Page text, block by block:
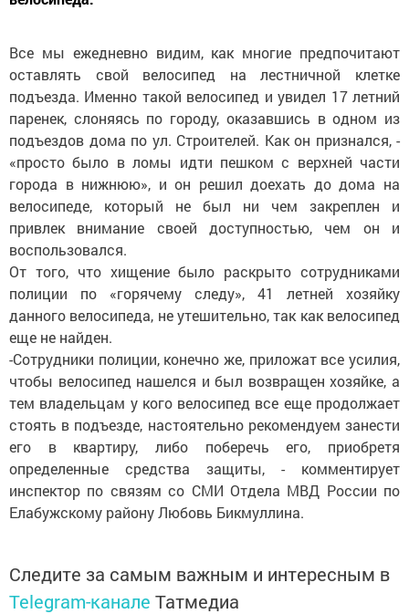
Все мы ежедневно видим, как многие предпочитают
оставлять свой велосипед на лестничной клетке
подъезда. Именно такой велосипед и увидел 17 летний
паренек, слоняясь по городу, оказавшись в одном из
подъездов дома по ул. Строителей. Как он признался, -
«просто было в ломы идти пешком с верхней части
города в нижнюю», и он решил доехать до дома на
велосипеде, который не был ни чем закреплен и
привлек внимание своей доступностью, чем он и
воспользовался.
От того, что хищение было раскрыто сотрудниками
полиции по «горячему следу», 41 летней хозяйку
данного велосипеда, не утешительно, так как велосипед
еще не найден.
-Сотрудники полиции, конечно же, приложат все усилия,
чтобы велосипед нашелся и был возвращен хозяйке, а
тем владельцам у кого велосипед все еще продолжает
стоять в подъезде, настоятельно рекомендуем занести
его в квартиру, либо поберечь его, приобретя
определенные средства защиты, - комментирует
инспектор по связям со СМИ Отдела МВД России по
Елабужскому району Любовь Бикмуллина.
Следите за самым важным и интересным в
Telegram-канале Татмедиа